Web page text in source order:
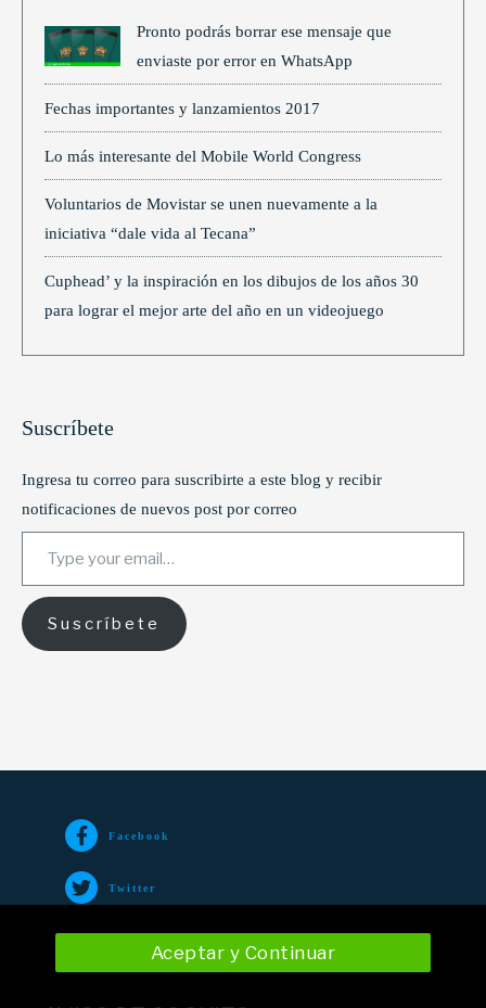
Pronto podrás borrar ese mensaje que
enviaste por error en WhatsApp
Fechas importantes y lanzamientos 2017
Lo más interesante del Mobile World Congress
Voluntarios de Movistar se unen nuevamente a la
iniciativa “dale vida al Tecana”
Cuphead’ y la inspiración en los dibujos de los años 30
para lograr el mejor arte del año en un videojuego
Suscríbete
Ingresa tu correo para suscribirte a este blog y recibir
notificaciones de nuevos post por correo
Type your email…
Suscríbete
Facebook
Twitter
Aceptar y Continuar